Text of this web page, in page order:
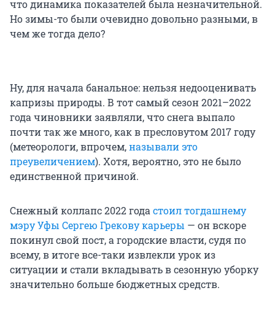
что динамика показателей была незначительной.
Но зимы-то были очевидно довольно разными, в
чем же тогда дело?
Ну, для начала банальное: нельзя недооценивать
капризы природы. В тот самый сезон 2021–2022
года чиновники заявляли, что снега выпало
почти так же много, как в пресловутом 2017 году
(метеорологи, впрочем,называли это
преувеличением). Хотя, вероятно, это не было
единственной причиной.
Снежный коллапс 2022 годастоил тогдашнему
мэру Уфы Сергею Грекову карьеры — он вскоре
покинул свой пост, а городские власти, судя по
всему, в итоге все-таки извлекли урок из
ситуации и стали вкладывать в сезонную уборку
значительно больше бюджетных средств.